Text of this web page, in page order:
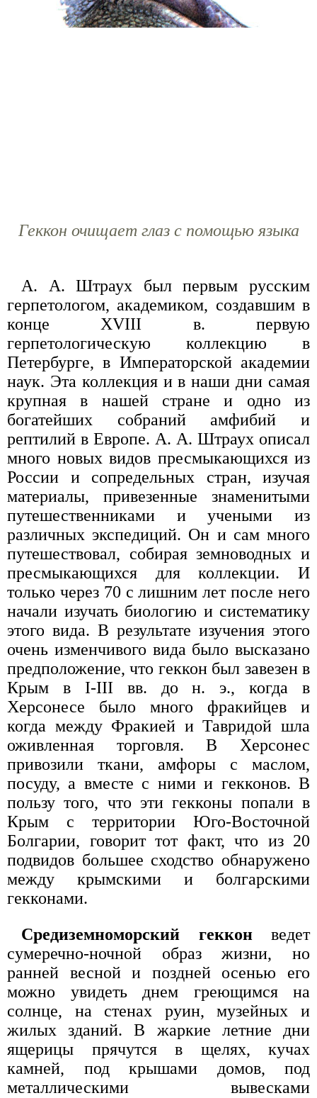
Геккон очищает глаз с помощью языка
А. А. Штраух был первым русским
герпетологом, академиком, создавшим в
конце XVIII в. первую
герпетологическую коллекцию в
Петербурге, в Императорской академии
наук. Эта коллекция и в наши дни самая
крупная в нашей стране и одно из
богатейших собраний амфибий и
рептилий в Европе. А. А. Штраух описал
много новых видов пресмыкающихся из
России и сопредельных стран, изучая
материалы, привезенные знаменитыми
путешественниками и учеными из
различных экспедиций. Он и сам много
путешествовал, собирая земноводных и
пресмыкающихся для коллекции. И
только через 70 с лишним лет после него
начали изучать биологию и систематику
этого вида. В результате изучения этого
очень изменчивого вида было высказано
предположение, что геккон был завезен в
Крым в I-III вв. до н. э., когда в
Херсонесе было много фракийцев и
когда между Фракией и Тавридой шла
оживленная торговля. В Херсонес
привозили ткани, амфоры с маслом,
посуду, а вместе с ними и гекконов. В
пользу того, что эти гекконы попали в
Крым с территории Юго-Восточной
Болгарии, говорит тот факт, что из 20
подвидов большее сходство обнаружено
между крымскими и болгарскими
гекконами.
Средиземноморский гекконведет
сумеречно-ночной образ жизни, но
ранней весной и поздней осенью его
можно увидеть днем греющимся на
солнце, на стенах руин, музейных и
жилых зданий. В жаркие летние дни
ящерицы прячутся в щелях, кучах
камней, под крышами домов, под
металлическими вывесками